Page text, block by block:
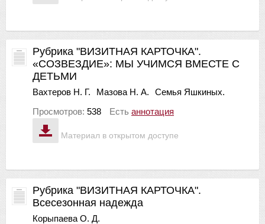
Материал в открытом доступе
Рубрика "ВИЗИТНАЯ КАРТОЧКА".
«СОЗВЕЗДИЕ»: МЫ УЧИМСЯ ВМЕСТЕ С
ДЕТЬМИ
Вахтеров Н. Г. Мазова Н. А.
Семья Яшкиных.
Просмотров: 538 Есть аннотация
Рубрика "ВИЗИТНАЯ КАРТОЧКА".
Всесезонная надежда
Корыпаева О. Д.